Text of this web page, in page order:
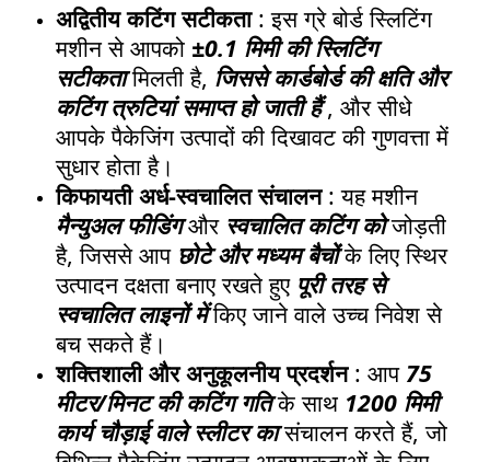
अद्वितीय कटिंग सटीकता: इस ग्रे बोर्ड स्लिटिंग
मशीन से आपको ±0.1 मिमी की स्लिटिंग
सटीकतामिलती है, जिससे कार्डबोर्ड की क्षति और
कटिंग त्रुटियां समाप्त हो जाती हैं, और सीधे
आपके पैकेजिंग उत्पादों की दिखावट की गुणवत्ता में
सुधार होता है।
किफायती अर्ध-स्वचालित संचालन: यह मशीन
मैन्युअल फीडिंगऔर स्वचालित कटिंग कोजोड़ती
है, जिससे आप छोटे और मध्यम बैचोंके लिए स्थिर
उत्पादन दक्षता बनाए रखते हुए पूरी तरह से
स्वचालित लाइनों मेंकिए जाने वाले उच्च निवेश से
बच सकते हैं।
शक्तिशाली और अनुकूलनीय प्रदर्शन: आप 75
मीटर/मिनट की कटिंग गतिके साथ 1200 मिमी
कार्य चौड़ाई वाले स्लीटर कासंचालन करते हैं, जो